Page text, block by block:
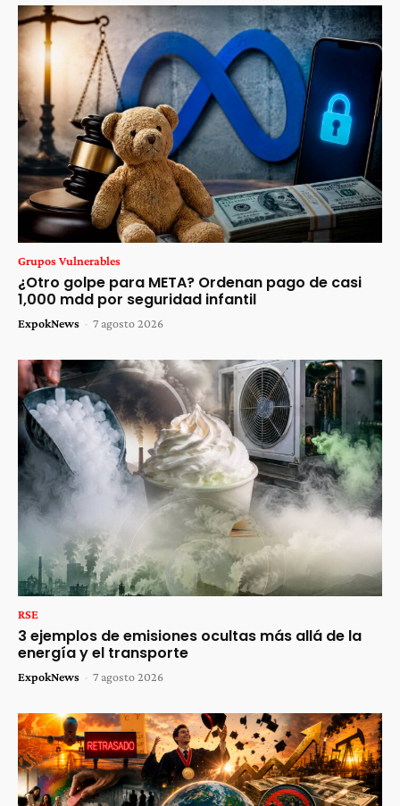
Grupos Vulnerables
¿Otro golpe para META? Ordenan pago de casi
1,000 mdd por seguridad infantil
ExpokNews - 7 agosto 2026
RSE
3 ejemplos de emisiones ocultas más allá de la
energía y el transporte
ExpokNews - 7 agosto 2026